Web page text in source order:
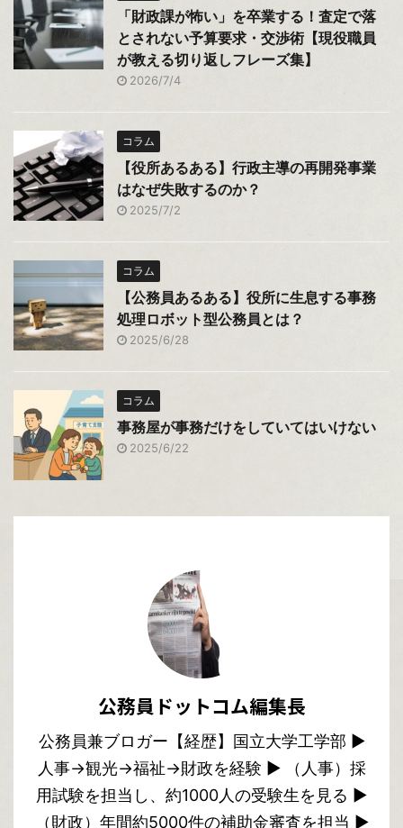
「財政課が怖い」を卒業する！査定で落
とされない予算要求・交渉術【現役職員
が教える切り返しフレーズ集】
2026/7/4
コラム
【役所あるある】行政主導の再開発事業
はなぜ失敗するのか？
2025/7/2
コラム
【公務員あるある】役所に生息する事務
処理ロボット型公務員とは？
2025/6/28
コラム
事務屋が事務だけをしていてはいけない
2025/6/22
公務員ドットコム編集長
公務員兼ブロガー【経歴】国立大学工学部 ▶︎
人事→観光→福祉→財政を経験 ▶︎ （人事）採
用試験を担当し、約1000人の受験生を見る ▶︎
（財政）年間約5000件の補助金審査を担当 ▶︎